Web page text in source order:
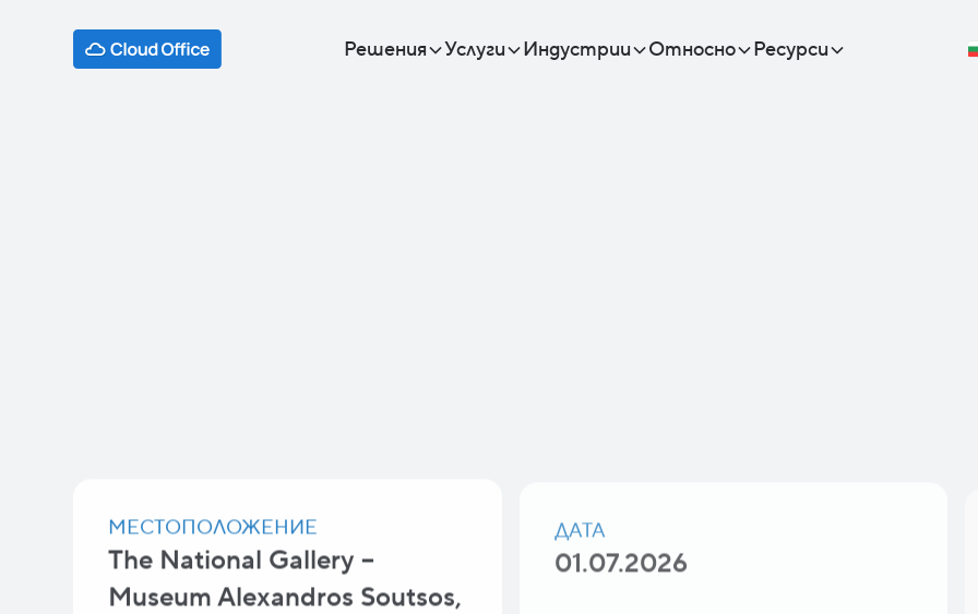
Решения Услуги Индустрии Относно Ресурси
МЕСТОПОЛОЖЕНИЕ
The National Gallery –
Museum Alexandros Soutsos,
ДАТА
01.07.2026